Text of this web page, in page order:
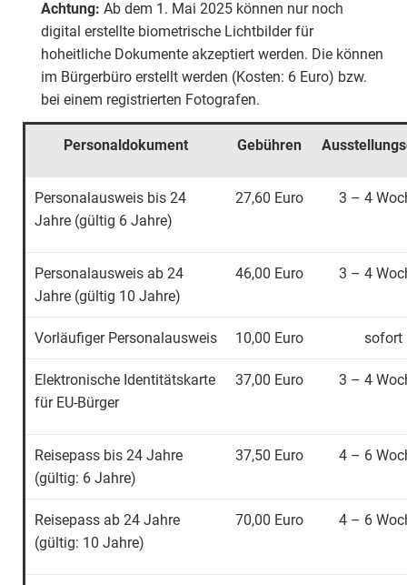
Achtung: Ab dem 1. Mai 2025 können nur noch
digital erstellte biometrische Lichtbilder für
hoheitliche Dokumente akzeptiert werden. Die können
im Bürgerbüro erstellt werden (Kosten: 6 Euro) bzw.
bei einem registrierten Fotografen.
Personaldokument Gebühren
Personalausweis bis 24
Jahre (gültig 6 Jahre)
27,60 Euro 3 – 4
Personalausweis ab 24
Jahre (gültig 10 Jahre)
46,00 Euro 3 – 4
Vorläufiger Personalausweis 10,00 Euro sofort
Elektronische Identitätskarte
für EU-Bürger
37,00 Euro 3 – 4
Reisepass bis 24 Jahre
(gültig: 6 Jahre)
37,50 Euro 4 – 6
Reisepass ab 24 Jahre
(gültig: 10 Jahre)
70,00 Euro 4 – 6